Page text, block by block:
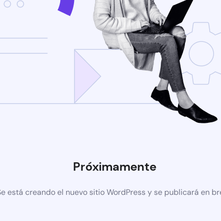
Próximamente
está creando el nuevo sitio WordPress y se publicará en